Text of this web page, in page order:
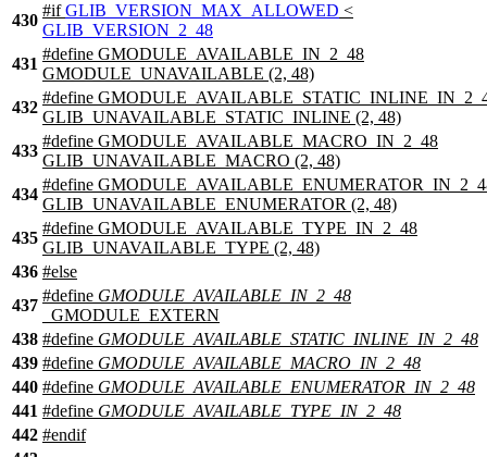
430
#if GLIB_VERSION_MAX_ALLOWED <
GLIB_VERSION_2_48
431
#define GMODULE_AVAILABLE_IN_2_48
GMODULE_UNAVAILABLE (2, 48)
432
#define
GLIB_UNAVAILABLE_STATIC_INLINE (2, 48)
433
#define GMODULE_AVAILABLE_MACRO_IN_2_48
GLIB_UNAVAILABLE_MACRO (2, 48)
434
#define
GLIB_UNAVAILABLE_ENUMERATOR (2, 48)
435
#define GMODULE_AVAILABLE_TYPE_IN_2_48
GLIB_UNAVAILABLE_TYPE (2, 48)
436 #else
437
#define GMODULE_AVAILABLE_IN_2_48
_GMODULE_EXTERN
438 #define GMODULE_AVAILABLE_STATIC_INLINE_IN_2_48
439 #define GMODULE_AVAILABLE_MACRO_IN_2_48
440 #define GMODULE_AVAILABLE_ENUMERATOR_IN_2_48
441 #define GMODULE_AVAILABLE_TYPE_IN_2_48
442 #endif